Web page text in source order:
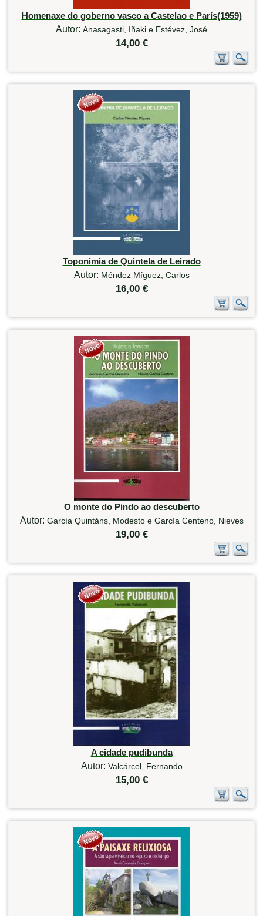
Homenaxe do goberno vasco a Castelao e París(1959)
Autor: Anasagasti, Iñaki e Estévez, José
14,00 €
Toponimia de Quintela de Leirado
Autor: Méndez Míguez, Carlos
16,00 €
O monte do Pindo ao descuberto
Autor: García Quintáns, Modesto e García Centeno, Nieves
19,00 €
A cidade pudibunda
Autor: Valcárcel, Fernando
15,00 €